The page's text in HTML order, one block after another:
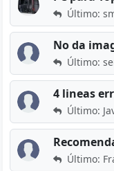
Último:
No da
Último:
4 lineas
Último:
Último: